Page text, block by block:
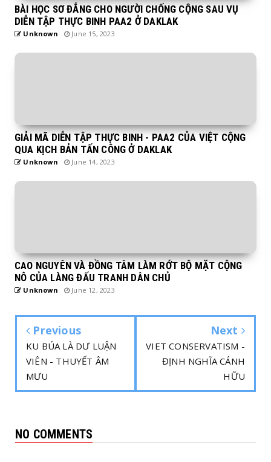
BÀI HỌC SƠ ĐẲNG CHO NGƯỜI CHỐNG CỘNG SAU VỤ
DIỄN TẬP THỰC BINH PAA2 Ở DAKLAK
Unknown June 15, 2023
GIẢI MÃ DIỄN TẬP THỰC BINH - PAA2 CỦA VIỆT CỘNG
QUA KỊCH BẢN TẤN CÔNG Ở DAKLAK
Unknown June 14, 2023
CAO NGUYÊN VÀ ĐỒNG TÂM LÀM RỚT BỘ MẶT CỘNG
NÔ CỦA LÀNG ĐẤU TRANH DÂN CHỦ
Unknown June 12, 2023
Previous
KU BÚA LÀ DƯ LUẬN
VIÊN - THUYẾT ÂM
MƯU
Next
VIET CONSERVATISM -
ĐỊNH NGHĨA CÁNH
HỮU
NO COMMENTS